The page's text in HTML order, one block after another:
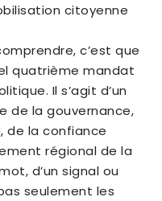
citoyenne
c’est que
quatrième mandat
Il s’agit d’un
de la gouvernance,
de la confiance
régional de la
d’un signal ou
seulement les